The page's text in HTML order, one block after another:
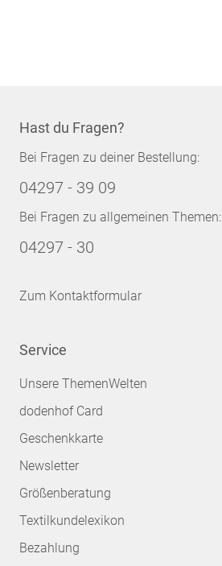
Hast du Fragen?
Bei Fragen zu deiner Bestellung:
04297 - 39 09
Bei Fragen zu allgemeinen Themen:
04297 - 30
Zum Kontaktformular
Service
Unsere ThemenWelten
dodenhof Card
Geschenkkarte
Newsletter
Größenberatung
Textilkundelexikon
Bezahlung